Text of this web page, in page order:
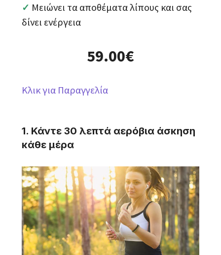
✓ Μειώνει τα αποθέματα λίπους και σας
δίνει ενέργεια
59.00€
Κλικ για Παραγγελία
1. Κάντε 30 λεπτά αερόβια άσκηση
κάθε μέρα